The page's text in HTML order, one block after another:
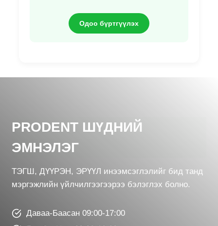
Одоо бүртгүүлэх
PRODENT ШҮДНИЙ
ЭМНЭЛЭГ
ТЭГШ, ДҮҮРЭН, ЭРҮҮЛ инээмсэглэлийг бид танд
мэргэжлийн үйлчилгээгээрээ бэлэглэх болно.
Даваа-Баасан 09:00-17:00